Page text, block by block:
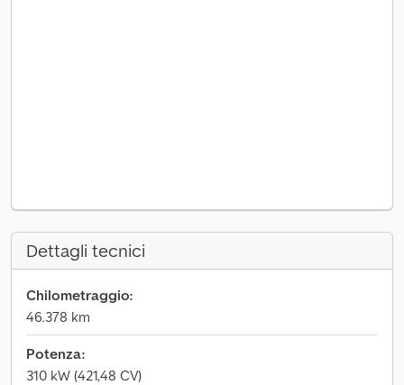
Dettagli tecnici
Chilometraggio:
46.378 km
Potenza:
310 kW (421,48 CV)